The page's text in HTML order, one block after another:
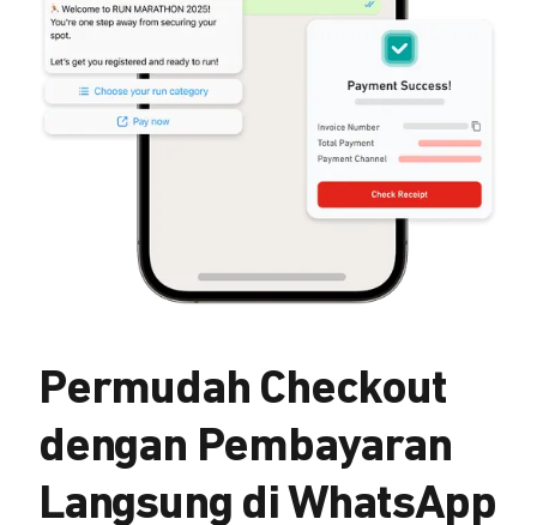
Permudah Checkout
dengan Pembayaran
Langsung di WhatsApp